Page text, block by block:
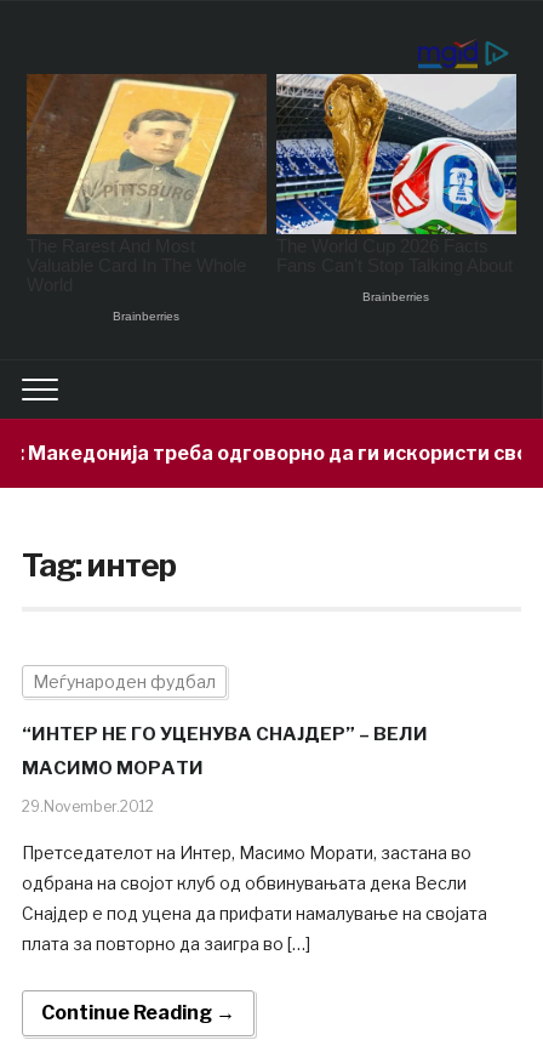
треба одговорно да ги искористи
Tag:интер
Меѓународен фудбал
“ИНТЕР НЕ ГО УЦЕНУВА СНАЈДЕР” – ВЕЛИ
МАСИМО МОРАТИ
29.November.2012
Претседателот на Интер, Масимо Морати, застана во
одбрана на својот клуб од обвинувањата дека Весли
Снајдер е под уцена да прифати намалување на својата
плата за повторно да заигра во […]
Continue Reading →